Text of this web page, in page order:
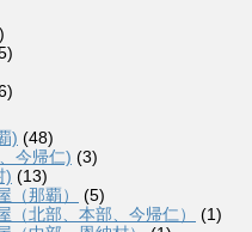
) (48)
今帰仁) (3)
) (13)
（那覇）
(5)
北部、本部、今帰仁）
(1)